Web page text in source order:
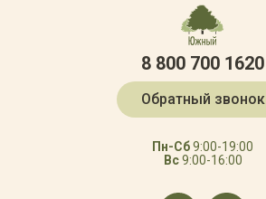
8 800 700 1620
Обратный звонок
Пн-Сб9:00-19:00
Вс9:00-16:00